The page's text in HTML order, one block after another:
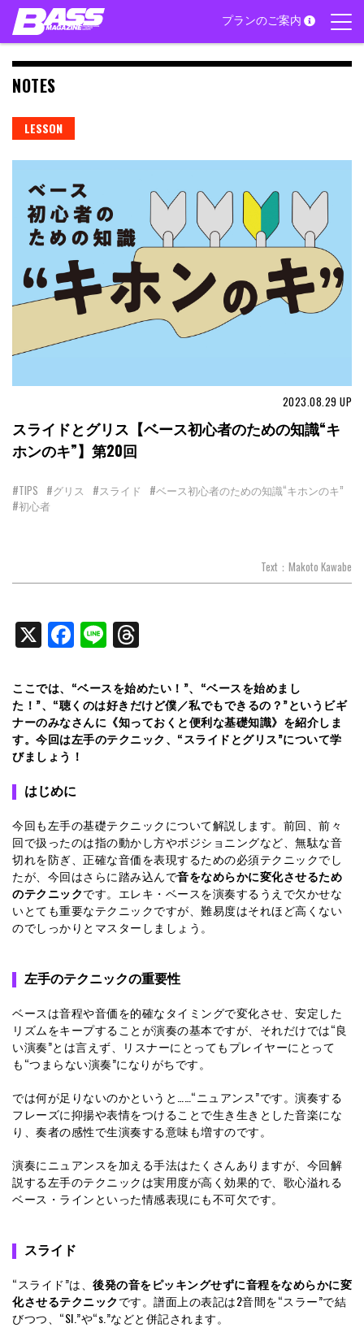
Skip
content
プランのご案内
NOTES
LESSON
2023.08.29 UP
スライドとグリス【ベース初心者のための知識“キ
ホンのキ”】第20回
#TIPS #グリス #スライド
#ベース初心者のための知識“キホンのキ”
#初心者
Text：Makoto Kawabe
X Facebook
Line
ここでは、“ベースを始めたい！”、“ベースを始めまし
た！”、“聴くのは好きだけど僕／私でもできるの？”というビギ
ナーのみなさんに《知っておくと便利な基礎知識》を紹介しま
す。今回は左手のテクニック、“スライドとグリス”について学
びましょう！
はじめに
今回も左手の基礎テクニックについて解説します。前回、前々
回で扱ったのは指の動かし方やポジショニングなど、無駄な音
切れを防ぎ、正確な音価を表現するための必須テクニックでし
たが、今回はさらに踏み込んで音をなめらかに変化させるため
のテクニックです。エレキ・ベースを演奏するうえで欠かせな
いとても重要なテクニックですが、難易度はそれほど高くない
のでしっかりとマスターしましょう。
左手のテクニックの重要性
ベースは音程や音価を的確なタイミングで変化させ、安定した
リズムをキープすることが演奏の基本ですが、それだけでは“良
い演奏”とは言えず、リスナーにとってもプレイヤーにとって
も“つまらない演奏”になりがちです。
では何が足りないのかというと……“ニュアンス”です。演奏する
フレーズに抑揚や表情をつけることで生き生きとした音楽にな
り、奏者の感性で生演奏する意味も増すのです。
演奏にニュアンスを加える手法はたくさんありますが、今回解
説する左手のテクニックは実用度が高く効果的で、歌心溢れる
ベース・ラインといった情感表現にも不可欠です。
スライド
“スライド”は、 後発の音をピッキングせずに音程をなめらかに変
化させるテクニックです。譜面上の表記は2音間を“スラー”で結
びつつ、“Sl.”や“s.”などと併記されます。